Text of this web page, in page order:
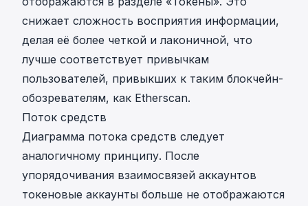
снижает сложность восприятия информации,
делая её более четкой и лаконичной, что
лучше соответствует привычкам
пользователей, привыкших к таким блокчейн-
обозревателям, как Etherscan.
Поток средств
Диаграмма потока средств следует
аналогичному принципу. После
упорядочивания взаимосвязей аккаунтов
токеновые аккаунты больше не отображаются